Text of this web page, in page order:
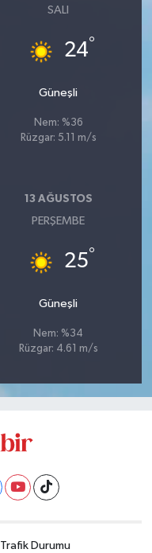
SALI
24°
Güneşli
Nem: %36
Rüzgar: 5.11 m/s
13 AĞUSTOS
PERŞEMBE
25°
Güneşli
Nem: %34
Rüzgar: 4.61 m/s
Trafik Durumu